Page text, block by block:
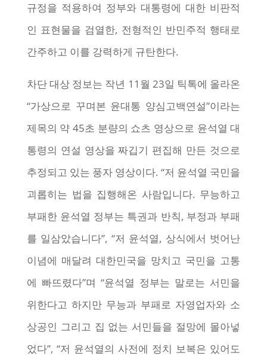
규정을 적용하여 정부와 대통령에 대한 비판적
인 표현물을 검열한, 전형적인 반민주적 행태로
간주하고 이를 강력하게 규탄한다.
차단 대상 정보는 작년 11월 23일 틱톡에 올라온
“가상으로 꾸며본 윤대통 양심고백연설”이라는
제목의 약 45초 분량의 쇼츠 영상으로 윤석열 대
통령의 연설 영상을 짜깁기 편집해 만든 것으로
추정되고 있는 풍자 영상이다. “저 윤석열 국민을
괴롭히는 법을 집행해온 사람입니다. 무능하고
부패한 윤석열 정부는 특권과 반칙, 부정과 부패
를 일삼았습니다”, “저 윤석열, 상식에서 벗어난
이념에 매달려 대한민국을 망치고 국민을 고통
에 빠뜨렸다”며 “윤석열 정부는 말로는 서민을
위한다고 하지만 무능과 부패로 자영업자와 소
상공인 그리고 집 없는 서민들을 절망에 몰아넣
었다”, “저 윤석열의 사전에 정치 보복은 있어도